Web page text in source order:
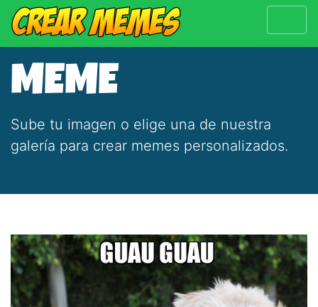
MEME
Sube tu imagen o elige una de nuestra
galería para crear memes personalizados.